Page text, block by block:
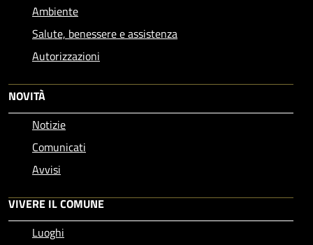
Ambiente
Salute, benessere e assistenza
Autorizzazioni
NOVITÀ
Notizie
Comunicati
Avvisi
VIVERE IL COMUNE
Luoghi